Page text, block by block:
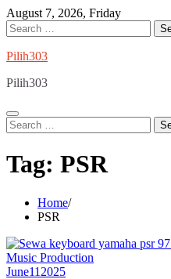
Skip
to
content
August 7, 2026, Friday
Search
for:
Pilih303
Pilih303
Search
for:
Tag: PSR
Home
PSR
June11 2025